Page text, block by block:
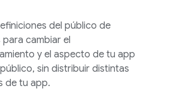
del público de
para cambiar el
y el aspecto de tu app
sin distribuir distintas
de tu app.